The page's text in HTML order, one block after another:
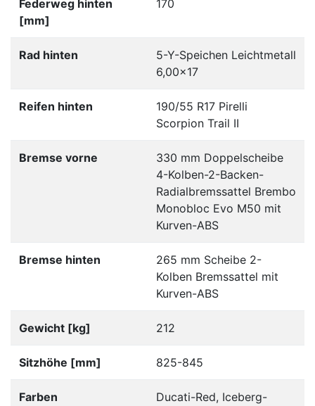
Federweg hinten
[mm]
170
Rad hinten
5-Y-Speichen Leichtmetall
6,00x17
Reifen hinten
190/55 R17 Pirelli
Scorpion Trail II
Bremse vorne
330 mm Doppelscheibe
4-Kolben-2-Backen-
Radialbremssattel Brembo
Monobloc Evo M50 mit
Kurven-ABS
Bremse hinten
265 mm Scheibe 2-
Kolben Bremssattel mit
Kurven-ABS
Gewicht [kg] 212
Sitzhöhe [mm] 825-845
Farben
Ducati-Red, Iceberg-